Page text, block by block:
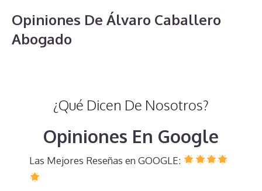
Opiniones De Álvaro Caballero
Abogado
¿Qué Dicen De Nosotros?
Opiniones En Google
Las Mejores Reseñas en GOOGLE: